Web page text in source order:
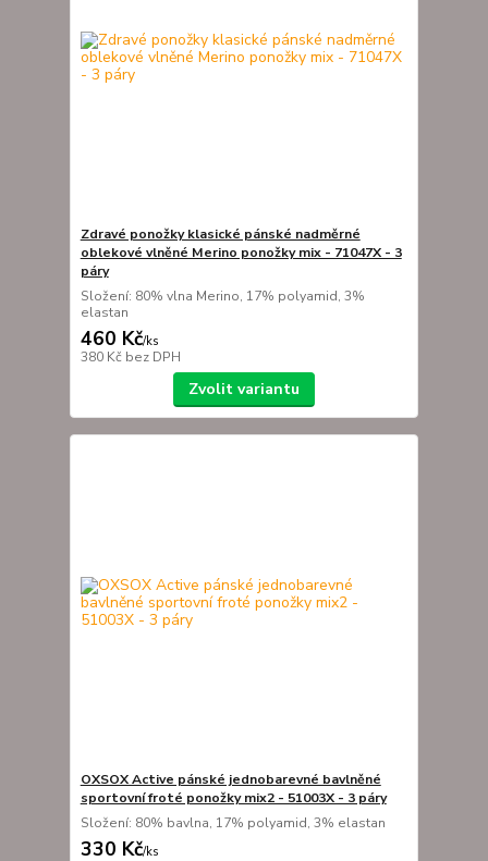
Zdravé ponožky klasické pánské nadměrné
oblekové vlněné Merino ponožky mix - 71047X - 3
páry
Složení: 80% vlna Merino, 17% polyamid, 3%
elastan
460 Kč/ks
380 Kč bez DPH
Zvolit variantu
OXSOX Active pánské jednobarevné bavlněné
sportovní froté ponožky mix2 - 51003X - 3 páry
Složení: 80% bavlna, 17% polyamid, 3% elastan
330 Kč/ks